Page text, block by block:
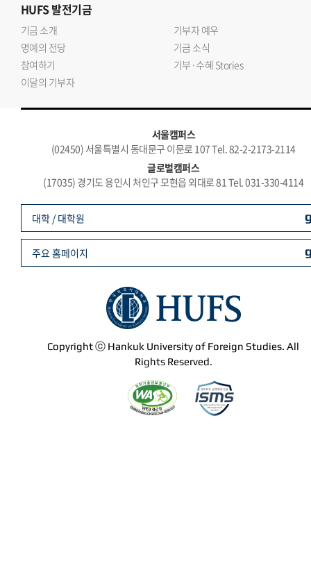
HUFS발전기금
기금 소개
기부자 예우
명예의 전당
기금 소식
참여하기
기부·수혜 Stories
이달의 기부자
서울캠퍼스
(02450) 서울특별시 동대문구 이문로 107 Tel. 82-2-2173-2114
글로벌캠퍼스
(17035) 경기도 용인시 처인구 모현읍 외대로 81 Tel. 031-330-4114
Copyright ⓒ Hankuk University of Foreign Studies. All
Rights Reserved.
대학 / 대학원
주요 홈페이지